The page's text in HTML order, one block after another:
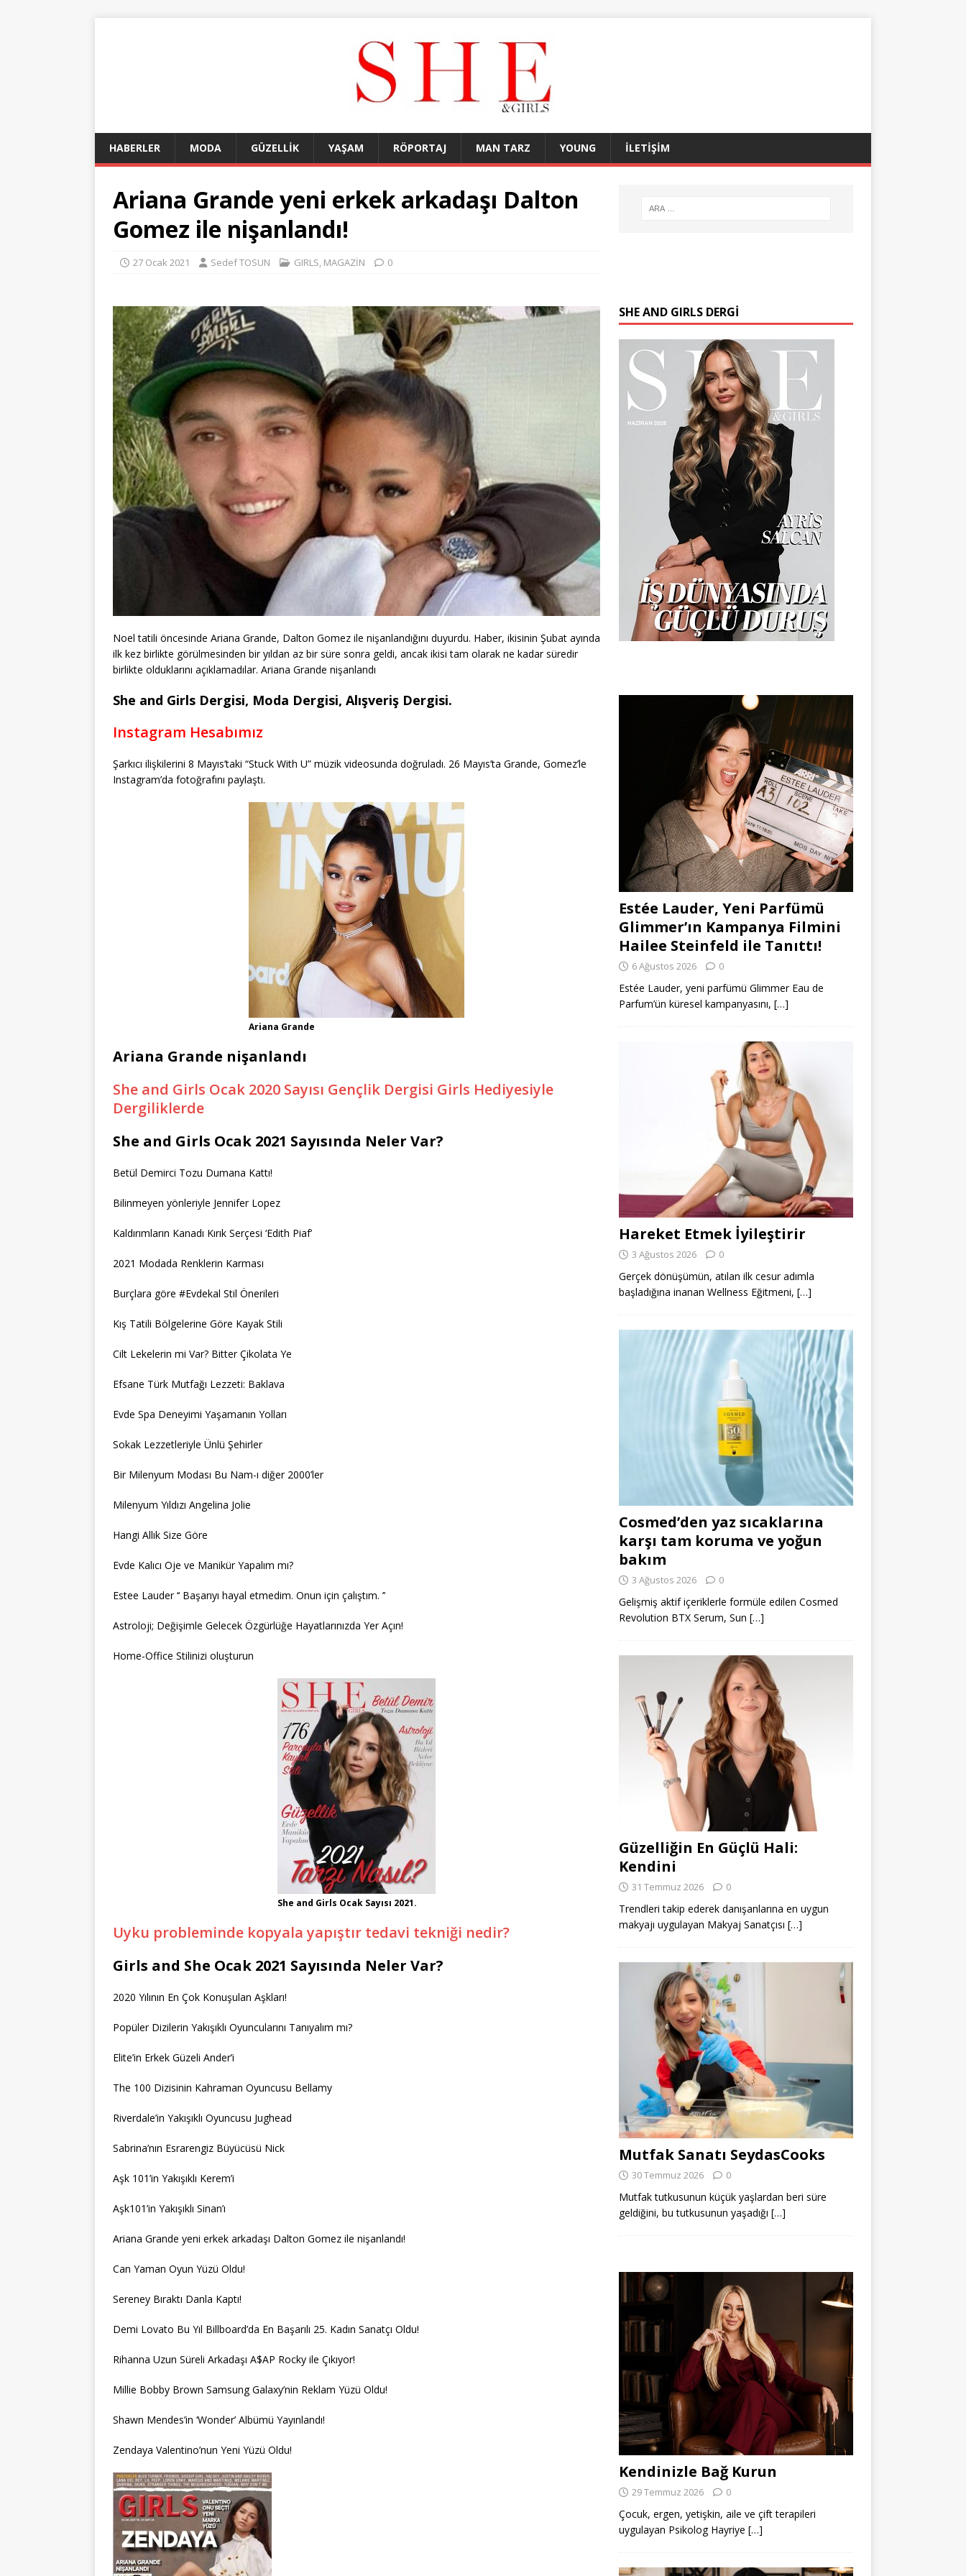
HABERLER MODA GÜZELLİK YAŞAM RÖPORTAJ MAN TARZ YOUNG İLETİŞİM
Ariana Grande yeni erkek arkadaşı Dalton
Gomez ile nişanlandı!
27 Ocak 2021 Sedef TOSUN GIRLS, MAGAZİN 0
Noel tatili öncesinde Ariana Grande, Dalton Gomez ile nişanlandığını duyurdu. Haber, ikisinin Şubat ayında
ilk kez birlikte görülmesinden bir yıldan az bir süre sonra geldi, ancak ikisi tam olarak ne kadar süredir
birlikte olduklarını açıklamadılar. Ariana Grande nişanlandı
She and Girls Dergisi, Moda Dergisi, Alışveriş Dergisi.
Instagram Hesabımız
Şarkıcı ilişkilerini 8 Mayıs’taki “Stuck With U” müzik videosunda doğruladı. 26 Mayıs’ta Grande, Gomez’le
Instagram’da fotoğrafını paylaştı.
Ariana Grande
Ariana Grande nişanlandı
She and Girls Ocak 2020 Sayısı Gençlik Dergisi Girls Hediyesiyle
Dergiliklerde
She and Girls Ocak 2021 Sayısında Neler Var?
Betül Demirci Tozu Dumana Kattı!
Bilinmeyen yönleriyle Jennifer Lopez
Kaldırımların Kanadı Kırık Serçesi ‘Edith Piaf’
2021 Modada Renklerin Karması
Burçlara göre #Evdekal Stil Önerileri
Kış Tatili Bölgelerine Göre Kayak Stili
Cilt Lekelerin mi Var? Bitter Çikolata Ye
Efsane Türk Mutfağı Lezzeti: Baklava
Evde Spa Deneyimi Yaşamanın Yolları
Sokak Lezzetleriyle Ünlü Şehirler
Bir Milenyum Modası Bu Nam-ı diğer 2000’ler
Milenyum Yıldızı Angelina Jolie
Hangi Allık Size Göre
Evde Kalıcı Oje ve Manikür Yapalım mı?
Estee Lauder ‘‘ Başarıyı hayal etmedim. Onun için çalıştım. ’’
Astroloji; Değişimle Gelecek Özgürlüğe Hayatlarınızda Yer Açın!
Home-Office Stilinizi oluşturun
She and Girls Ocak Sayısı 2021.
Uyku probleminde kopyala yapıştır tedavi tekniği nedir?
Girls and She Ocak 2021 Sayısında Neler Var?
2020 Yılının En Çok Konuşulan Aşkları!
Popüler Dizilerin Yakışıklı Oyuncularını Tanıyalım mı?
Elite’in Erkek Güzeli Ander’i
The 100 Dizisinin Kahraman Oyuncusu Bellamy
Riverdale’in Yakışıklı Oyuncusu Jughead
Sabrina’nın Esrarengiz Büyücüsü Nick
Aşk 101’in Yakışıklı Kerem’i
Aşk101’in Yakışıklı Sinan’ı
Ariana Grande yeni erkek arkadaşı Dalton Gomez ile nişanlandı!
Can Yaman Oyun Yüzü Oldu!
Sereney Bıraktı Danla Kaptı!
Demi Lovato Bu Yıl Billboard’da En Başarılı 25. Kadın Sanatçı Oldu!
Rihanna Uzun Süreli Arkadaşı A$AP Rocky ile Çıkıyor!
Millie Bobby Brown Samsung Galaxy’nin Reklam Yüzü Oldu!
Shawn Mendes’in ‘Wonder’ Albümü Yayınlandı!
Zendaya Valentino’nun Yeni Yüzü Oldu!
SHE AND GIRLS DERGİ
Estée Lauder, Yeni Parfümü
Glimmer’ın Kampanya Filmini
Hailee Steinfeld ile Tanıttı!
6 Ağustos 2026 0
Estée Lauder, yeni parfümü Glimmer Eau de
Parfum’ün küresel kampanyasını, […]
Hareket Etmek İyileştirir
3 Ağustos 2026 0
Gerçek dönüşümün, atılan ilk cesur adımla
başladığına inanan Wellness Eğitmeni, […]
Cosmed’den yaz sıcaklarına
karşı tam koruma ve yoğun
bakım
3 Ağustos 2026 0
Gelişmiş aktif içeriklerle formüle edilen Cosmed
Revolution BTX Serum, Sun […]
Güzelliğin En Güçlü Hali:
Kendini
31 Temmuz 2026 0
Trendleri takip ederek danışanlarına en uygun
makyajı uygulayan Makyaj Sanatçısı […]
Mutfak Sanatı SeydasCooks
30 Temmuz 2026 0
Mutfak tutkusunun küçük yaşlardan beri süre
geldiğini, bu tutkusunun yaşadığı […]
Kendinizle Bağ Kurun
29 Temmuz 2026 0
Çocuk, ergen, yetişkin, aile ve çift terapileri
uygulayan Psikolog Hayriye […]